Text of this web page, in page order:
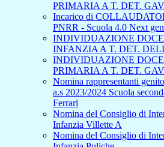
PRIMARIA A T. DET.
Incarico di
PNRR - Scuola 4.0 Next
INDIVIDUAZIONE
INFANZIA A T. DET.
INDIVIDUAZIONE
PRIMARIA A T. DET.
Nomina rappresentanti
a.s 2023/2024 Scuola
Ferrari
Nomina del Consiglio di
Infanzia Villette A
Nomina del Consiglio di